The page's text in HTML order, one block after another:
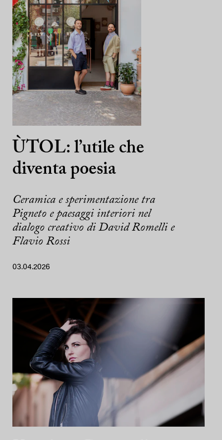
ÙTOL: l’utile che
diventa poesia
Ceramica e sperimentazione tra
Pigneto e paesaggi interiori nel
dialogo creativo di David Romelli e
Flavio Rossi
03.04.2026